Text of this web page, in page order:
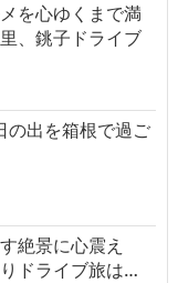
を心ゆくまで満
、銚子ドライブ
の出を箱根で過ご
絶景に心震え
ドライブ旅は…